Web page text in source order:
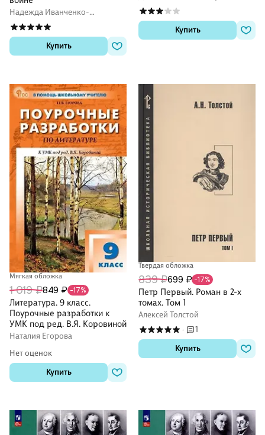
Надежда Иванченко-
Свиридова
Купить
Купить
Мягкая обложка
1 019 ₽849 ₽ -17%
Литература. 9 класс.
Поурочные разработки к
УМК под ред. В.Я. Коровиной
Наталия Егорова
Нет оценок
Купить
Твердая обложка
839 ₽699 ₽ -17%
Петр Первый. Роман в 2-х
томах. Том 1
Алексей Толстой
·
1
Купить